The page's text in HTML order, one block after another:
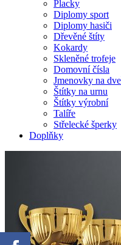
Placky
Diplomy sport
Diplomy hasiči
Dřevěné štíty
Kokardy
Skleněné trofeje
Domovní čísla
Jmenovky na
Štítky na urnu
Štítky výrobní
Talíře
Střelecké šperky
Doplňky